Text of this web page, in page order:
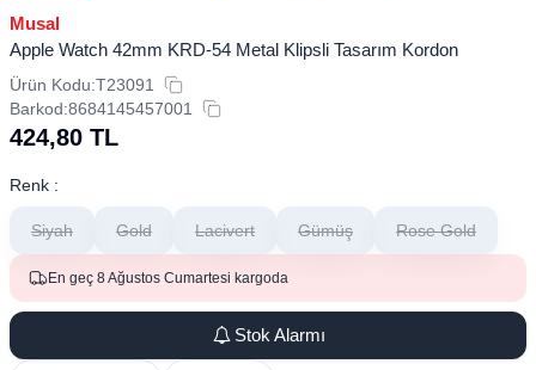
Musal
​​​Apple Watch 42mm KRD-54 Metal Klipsli Tasarım Kordon
Ürün Kodu:T23091
Barkod:8684145457001
424,80 TL
Renk :
Siyah Gold Lacivert Gümüş Rose Gold
En geç 8 Ağustos Cumartesi kargoda
Stok Alarmı